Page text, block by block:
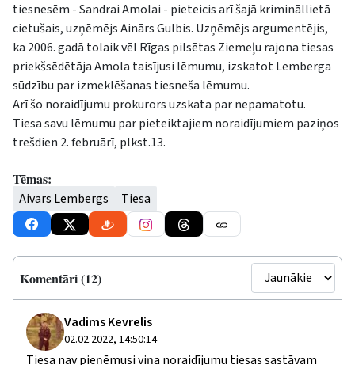
tiesnesēm - Sandrai Amolai - pieteicis arī šajā krimināllietā
cietušais, uzņēmējs Ainārs Gulbis. Uzņēmējs argumentējis,
ka 2006. gadā tolaik vēl Rīgas pilsētas Ziemeļu rajona tiesas
priekšsēdētāja Amola taisījusi lēmumu, izskatot Lemberga
sūdzību par izmeklēšanas tiesneša lēmumu.
Arī šo noraidījumu prokurors uzskata par nepamatotu.
Tiesa savu lēmumu par pieteiktajiem noraidījumiem paziņos
trešdien 2. februārī, plkst.13.
Tēmas:
Aivars Lembergs Tiesa
Komentāri (12)
Vadims Kevrelis
02.02.2022, 14:50:14
Tiesa nav pieņēmusi viņa noraidījumu tiesas sastāvam